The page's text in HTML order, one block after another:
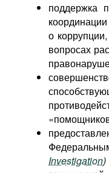
поддержка
о
вопросах
Investigation)